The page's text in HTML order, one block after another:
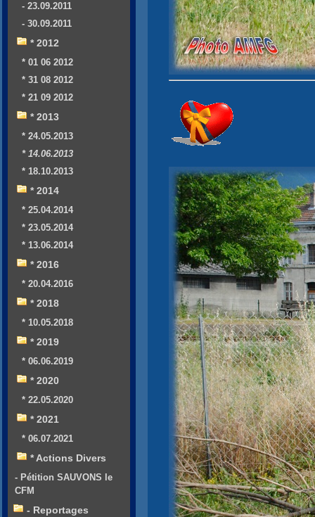
- 23.09.2011
- 30.09.2011
* 2012
* 01 06 2012
* 31 08 2012
* 21 09 2012
* 2013
* 24.05.2013
* 14.06.2013
* 18.10.2013
* 2014
* 25.04.2014
* 23.05.2014
* 13.06.2014
* 2016
* 20.04.2016
* 2018
* 10.05.2018
* 2019
* 06.06.2019
* 2020
* 22.05.2020
* 2021
* 06.07.2021
* Actions Divers
- Pétition SAUVONS le
CFM
- Reportages